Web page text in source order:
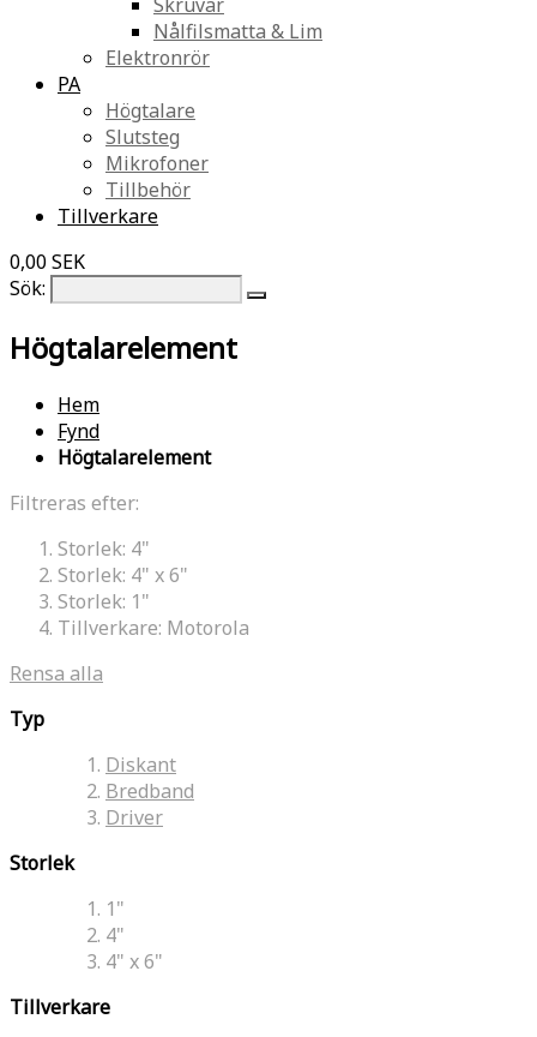
Nålfilsmatta & Lim
Elektronrör
PA
Högtalare
Slutsteg
Mikrofoner
Tillbehör
Tillverkare
0,00 SEK
Sök:
Högtalarelement
Hem
Fynd
Högtalarelement
Filtreras efter:
Storlek: 4"
Storlek: 4" x 6"
Storlek: 1"
Tillverkare: Motorola
Rensa alla
Typ
Diskant
Bredband
Driver
Storlek
1"
4"
4" x 6"
Tillverkare